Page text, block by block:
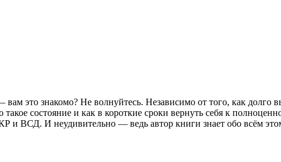
это знакомо? Не волнуйтесь. Независимо от того, как долго
состояние и как в короткие сроки вернуть себя к
и ВСД. И неудивительно — ведь автор книги знает обо всём